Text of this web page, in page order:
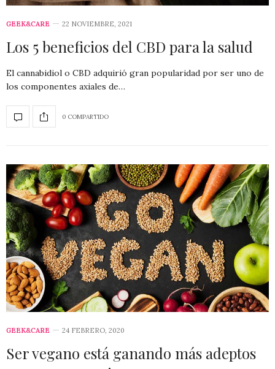
GEEK&CARE 22 NOVIEMBRE, 2021
Los 5 beneficios del CBD para la salud
El cannabidiol o CBD adquirió gran popularidad por ser uno de
los componentes axiales de…
0 COMPARTIDO
GEEK&CARE 24 FEBRERO, 2020
Ser vegano está ganando más adeptos